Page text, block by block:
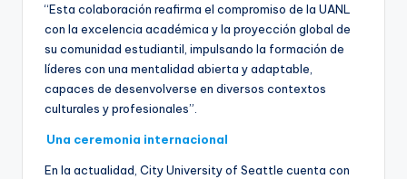
“Esta colaboración reafirma el compromiso de la UANL
con la excelencia académica y la proyección global de
su comunidad estudiantil, impulsando la formación de
líderes con una mentalidad abierta y adaptable,
capaces de desenvolverse en diversos contextos
culturales y profesionales”.
Una ceremonia internacional
En la actualidad, City University of Seattle cuenta con